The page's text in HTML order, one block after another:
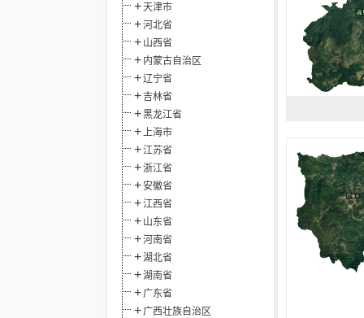
天津市
河北省
山西省
内蒙古自治区
辽宁省
吉林省
黑龙江省
上海市
江苏省
浙江省
安徽省
江西省
山东省
河南省
湖北省
湖南省
广东省
广西壮族自治区